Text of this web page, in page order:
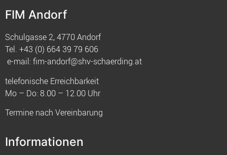
FIM Andorf
Schulgasse 2, 4770 Andorf
Tel. +43 (0) 664 39 79 606
e-mail:fim-andorf@shv-schaerding.at
telefonische Erreichbarkeit
Mo – Do: 8.00 – 12.00 Uhr
Termine nach Vereinbarung
Informationen